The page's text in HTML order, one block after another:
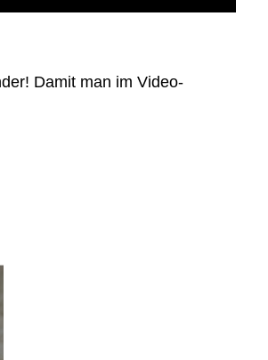
Damit man im Video-